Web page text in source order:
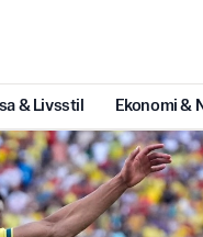
& Livsstil Ekonomi &